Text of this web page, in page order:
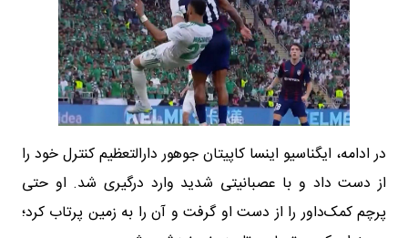
در ادامه، ایگناسیو اینسا کاپیتان جوهور دارالتعظیم کنترل خود را
از دست داد و با عصبانیتی شدید وارد درگیری شد. او حتی
پرچم کمک‌داور را از دست او گرفت و آن را به زمین پرتاب کرد؛